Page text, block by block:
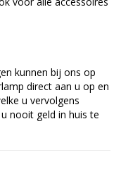
kunnen bij ons op
direct aan u op en
u vervolgens
nooit geld in huis te